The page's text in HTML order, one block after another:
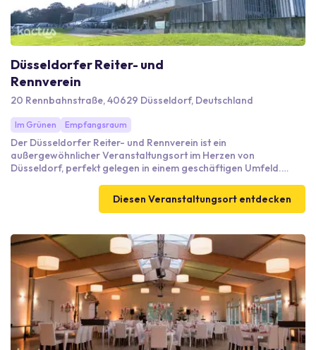
Düsseldorfer Reiter- und
Rennverein
20 Rennbahnstraße, 40629 Düsseldorf, Deutschland
Im Grünen Empfangsraum
Der Düsseldorfer Reiter- und Rennverein ist ein
außergewöhnlicher Veranstaltungsort im Herzen von
Düsseldorf, perfekt gelegen in einem geschäftigen Umfeld.
Kapazitäten für Gruppen von 150 bis 15.000 Personen und ist
somit bestens geeignet für Konferenzen, Seminare oder große
engagierten Team vor Ort wird jedes Detail Ihres Events
professionell betreut. Die Anbindung an öffentliche
Verkehrsmittel und die Nähe zum Flughafen sorgen für eine
unkomplizierte Anreise. Parkmöglichkeiten sind ebenfalls
vorhanden.
Diesen Veranstaltungsort entdecken